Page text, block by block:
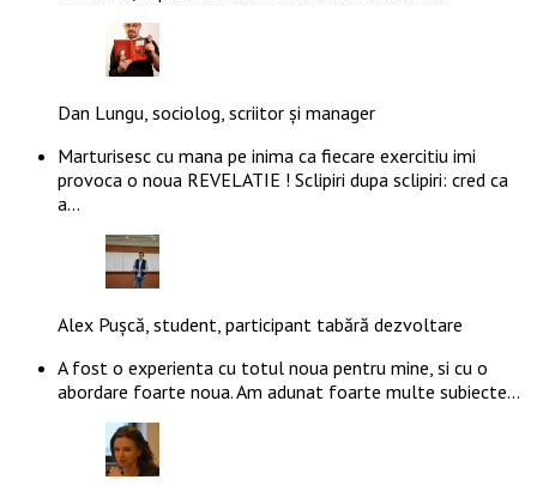
Dan Lungu, sociolog, scriitor și manager
Marturisesc cu mana pe inima ca fiecare exercitiu imi
provoca o noua REVELATIE ! Sclipiri dupa sclipiri: cred ca
a…
Alex Pușcă, student, participant tabără dezvoltare
A fost o experienta cu totul noua pentru mine, si cu o
abordare foarte noua. Am adunat foarte multe subiecte…